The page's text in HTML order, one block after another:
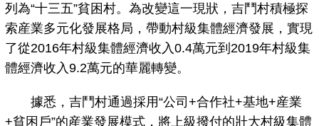
列為“十三五”貧困村。為改變這一現狀，吉鬥村積極探
索産業多元化發展格局，帶動村級集體經濟發展，實現
了從2016年村級集體經濟收入0.4萬元到2019年村級集
體經濟收入9.2萬元的華麗轉變。
據悉，吉鬥村通過採用“公司+合作社+基地+産業
+貧困戶”的産業發展模式，將上級撥付的壯大村級集體